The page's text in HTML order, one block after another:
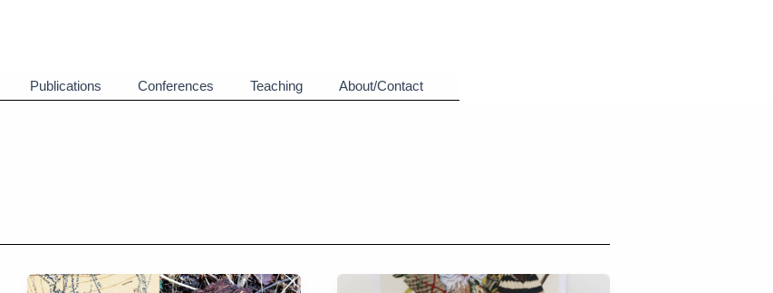
Publications Conferences Teaching About/Contact